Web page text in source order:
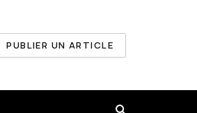
PUBLIER UN ARTICLE